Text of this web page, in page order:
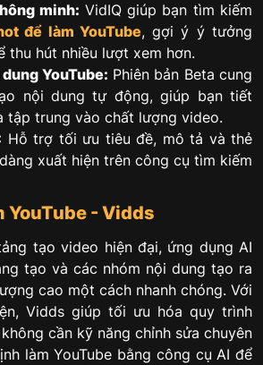
minh: VidIQ giúp bạn tìm kiếm
để làm YouTube, gợi ý ý tưởng
thu hút nhiều lượt xem hơn.
YouTube: Phiên bản Beta cung
nội dung tự động, giúp bạn tiết
tập trung vào chất lượng video.
Hỗ trợ tối ưu tiêu đề, mô tả và thẻ
xuất hiện trên công cụ tìm kiếm
YouTube - Vidds
tạo video hiện đại, ứng dụng AI
tạo và các nhóm nội dung tạo ra
cao một cách nhanh chóng. Với
Vidds giúp tối ưu hóa quy trình
cần kỹ năng chỉnh sửa chuyên
làm YouTube bằng công cụ AI để